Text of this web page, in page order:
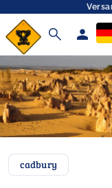
search person
cadbury